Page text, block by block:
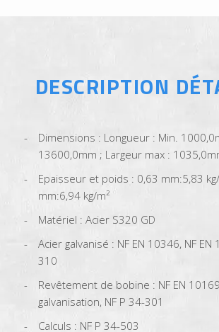
DESCRIPTION
Dimensions : Longueur : Min.
13600,0mm ; Largeur max :
Epaisseur et poids : 0,63 mm:5,83
mm:6,94 kg/m²
Matériel : Acier S320 GD
Acier galvanisé : NF EN 10346, NF EN
310
Revêtement de bobine : NF EN
galvanisation, NF P 34-301
Calculs : NF P 34-503